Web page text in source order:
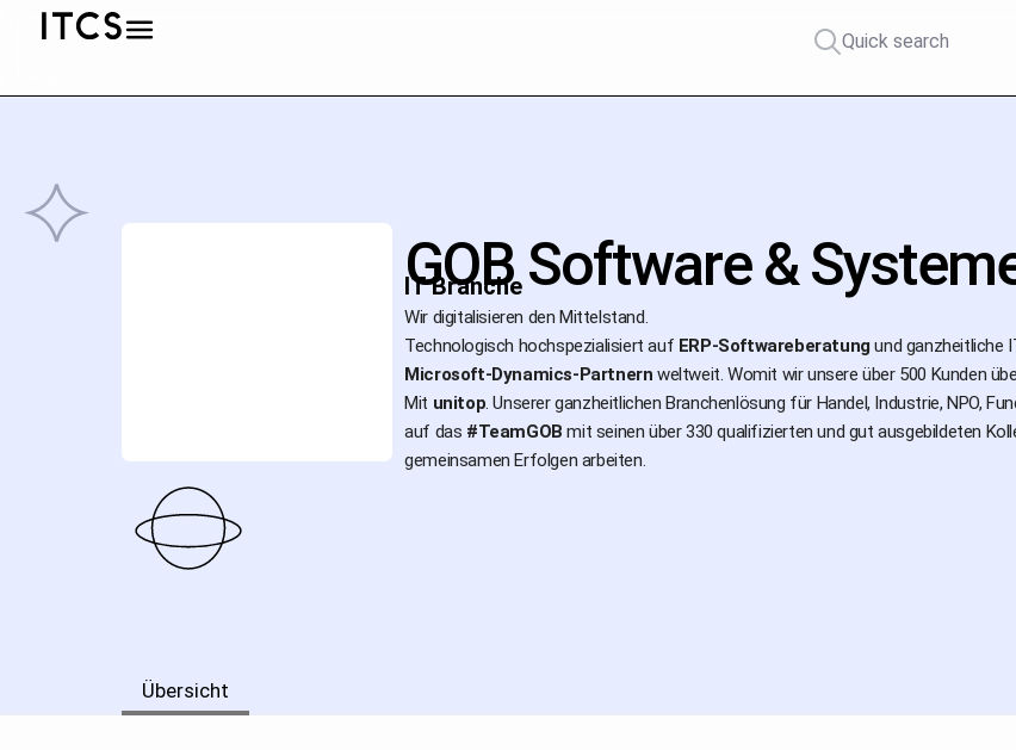
Quick search
GOB Software &
IT Branche
Wir digitalisieren den Mittelstand.
Technologisch hochspezialisiert auf ERP-Softwareberatungund ganzheitliche
Microsoft-Dynamics-Partnern weltweit. Womit wir unsere über 500 Kunden
Mit unitop. Unserer ganzheitlichen Branchenlösung für Handel, Industrie, NPO,
auf das #TeamGOB mit seinen über 330 qualifizierten und gut ausgebildeten
gemeinsamen Erfolgen arbeiten.
Übersicht